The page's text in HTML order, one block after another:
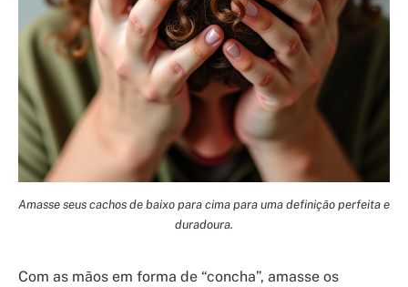
Amasse seus cachos de baixo para cima para uma definição perfeita e
duradoura.
Com as mãos em forma de “concha”, amasse os